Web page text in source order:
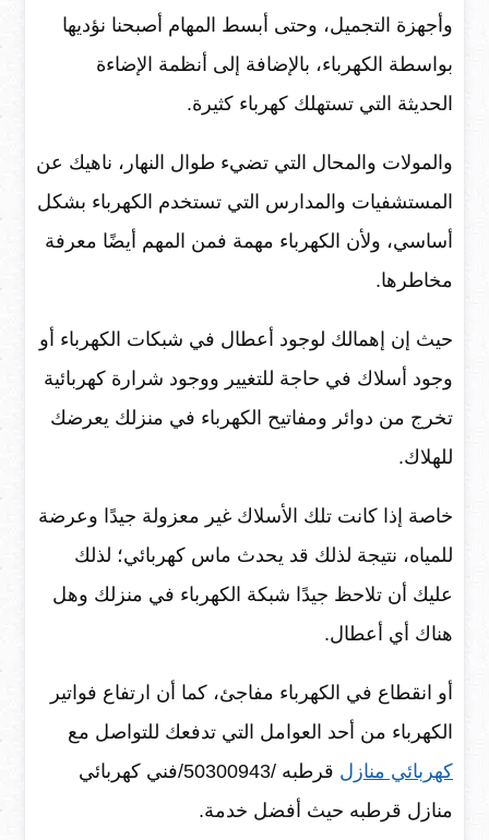
وأجهزة التجميل، وحتى أبسط المهام أصبحنا نؤديها
بواسطة الكهرباء، بالإضافة إلى أنظمة الإضاءة
الحديثة التي تستهلك كهرباء كثيرة.
والمولات والمحال التي تضيء طوال النهار، ناهيك عن
المستشفيات والمدارس التي تستخدم الكهرباء بشكل
أساسي، ولأن الكهرباء مهمة فمن المهم أيضًا معرفة
مخاطرها.
حيث إن إهمالك لوجود أعطال في شبكات الكهرباء أو
وجود أسلاك في حاجة للتغيير ووجود شرارة كهربائية
تخرج من دوائر ومفاتيح الكهرباء في منزلك يعرضك
للهلاك.
خاصة إذا كانت تلك الأسلاك غير معزولة جيدًا وعرضة
للمياه، نتيجة لذلك قد يحدث ماس كهربائي؛ لذلك
عليك أن تلاحظ جيدًا شبكة الكهرباء في منزلك وهل
هناك أي أعطال.
أو انقطاع في الكهرباء مفاجئ، كما أن ارتفاع فواتير
الكهرباء من أحد العوامل التي تدفعك للتواصل مع
كهربائي منازل
قرطبه /50300943/فني كهربائي
منازل قرطبه حيث أفضل خدمة.